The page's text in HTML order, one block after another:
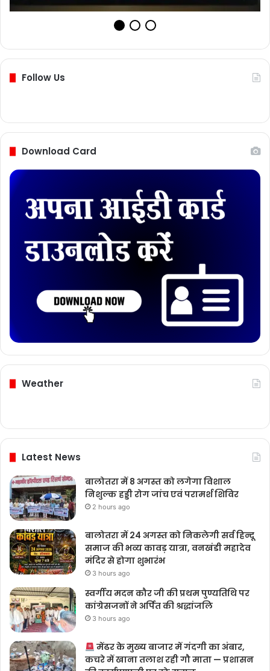
Follow Us
Download Card
Weather
Latest News
बालोतरा में 8 अगस्त को लगेगा विशाल
निशुल्क हड्डी रोग जांच एवं परामर्श शिविर
2 hours ago
बालोतरा में 24 अगस्त को निकलेगी सर्व हिन्दू
समाज की भव्य कावड़ यात्रा, वनखंडी महादेव
मंदिर से होगा शुभारंभ
3 hours ago
स्वर्गीय मदन कौर जी की प्रथम पुण्यतिथि पर
कांग्रेसजनों ने अर्पित की श्रद्धांजलि
3 hours ago
मेंढर के मुख्य बाजार में गंदगी का अंबार,
कचरे में खाना तलाश रही गौ माता — प्रशासन